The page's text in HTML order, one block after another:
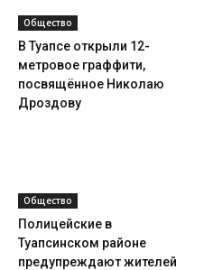
Общество
В Туапсе открыли 12-
метровое граффити,
посвящённое Николаю
Дроздову
Общество
Полицейские в
Туапсинском районе
предупреждают жителей